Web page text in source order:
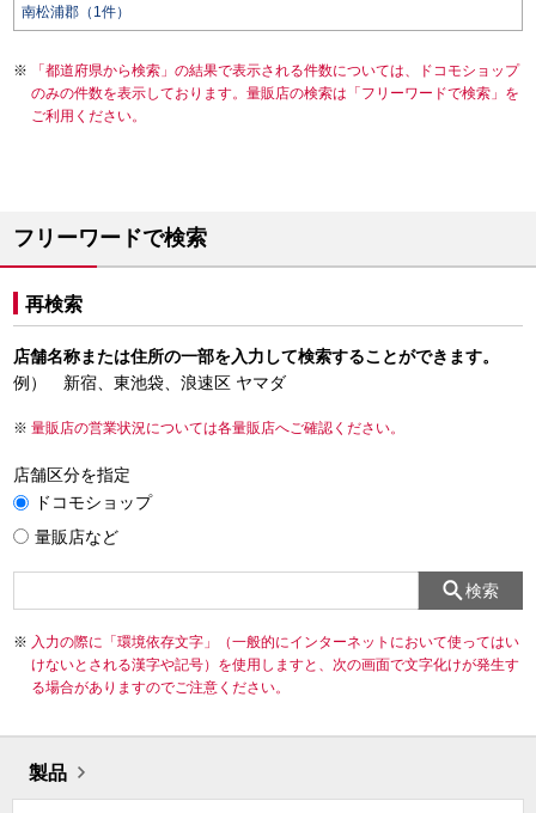
南松浦郡（1件）
「都道府県から検索」の結果で表示される件数については、ドコモショップ
のみの件数を表示しております。量販店の検索は「フリーワードで検索」を
ご利用ください。
フリーワードで検索
再検索
店舗名称または住所の一部を入力して検索することができます。
例） 新宿、東池袋、浪速区 ヤマダ
量販店の営業状況については各量販店へご確認ください。
店舗区分を指定
ドコモショップ
量販店など
検索
入力の際に「環境依存文字」（一般的にインターネットにおいて使ってはい
けないとされる漢字や記号）を使用しますと、次の画面で文字化けが発生す
る場合がありますのでご注意ください。
製品